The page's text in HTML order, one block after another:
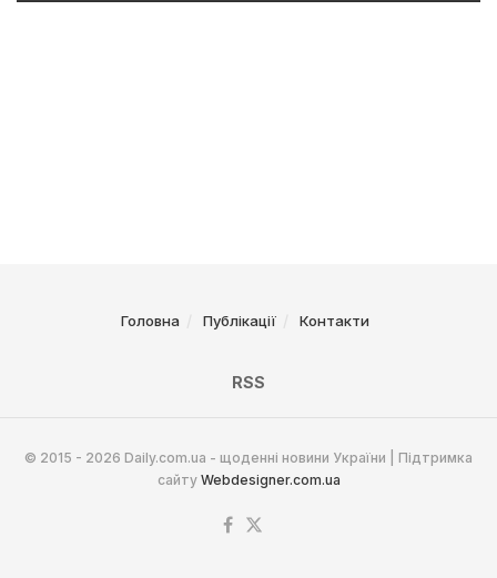
Головна Публікації Контакти
RSS
© 2015 - 2026 Daily.com.ua - щоденні новини України | Підтримка
сайту Webdesigner.com.ua